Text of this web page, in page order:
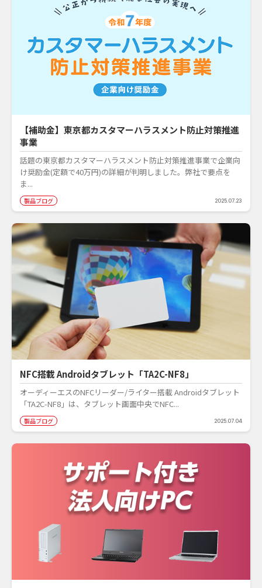
【補助金】東京都カスタマーハラスメント防止対策推進
事業
話題の東京都カスタマーハラスメント防止対策推進事業で企業向
け奨励金(定額で40万円)の詳細が判明しました。弊社で要点を
ま...
製品ブログ 2025.07.23
NFC搭載 Androidタブレット「TA2C-NF8」
オーディーエスのNFCリーダー/ライター搭載 Androidタブレット
「TA2C-NF8」は、タブレット画面中央でNFC...
製品ブログ 2025.07.04